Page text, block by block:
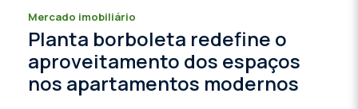
Mercado imobiliário
Planta borboleta redefine o
aproveitamento dos espaços
nos apartamentos modernos